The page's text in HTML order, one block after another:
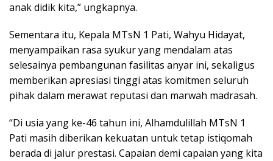
anak didik kita,” ungkapnya.
Sementara itu, Kepala MTsN 1 Pati, Wahyu Hidayat,
menyampaikan rasa syukur yang mendalam atas
selesainya pembangunan fasilitas anyar ini, sekaligus
memberikan apresiasi tinggi atas komitmen seluruh
pihak dalam merawat reputasi dan marwah madrasah.
“Di usia yang ke-46 tahun ini, Alhamdulillah MTsN 1
Pati masih diberikan kekuatan untuk tetap istiqomah
berada di jalur prestasi. Capaian demi capaian yang kita